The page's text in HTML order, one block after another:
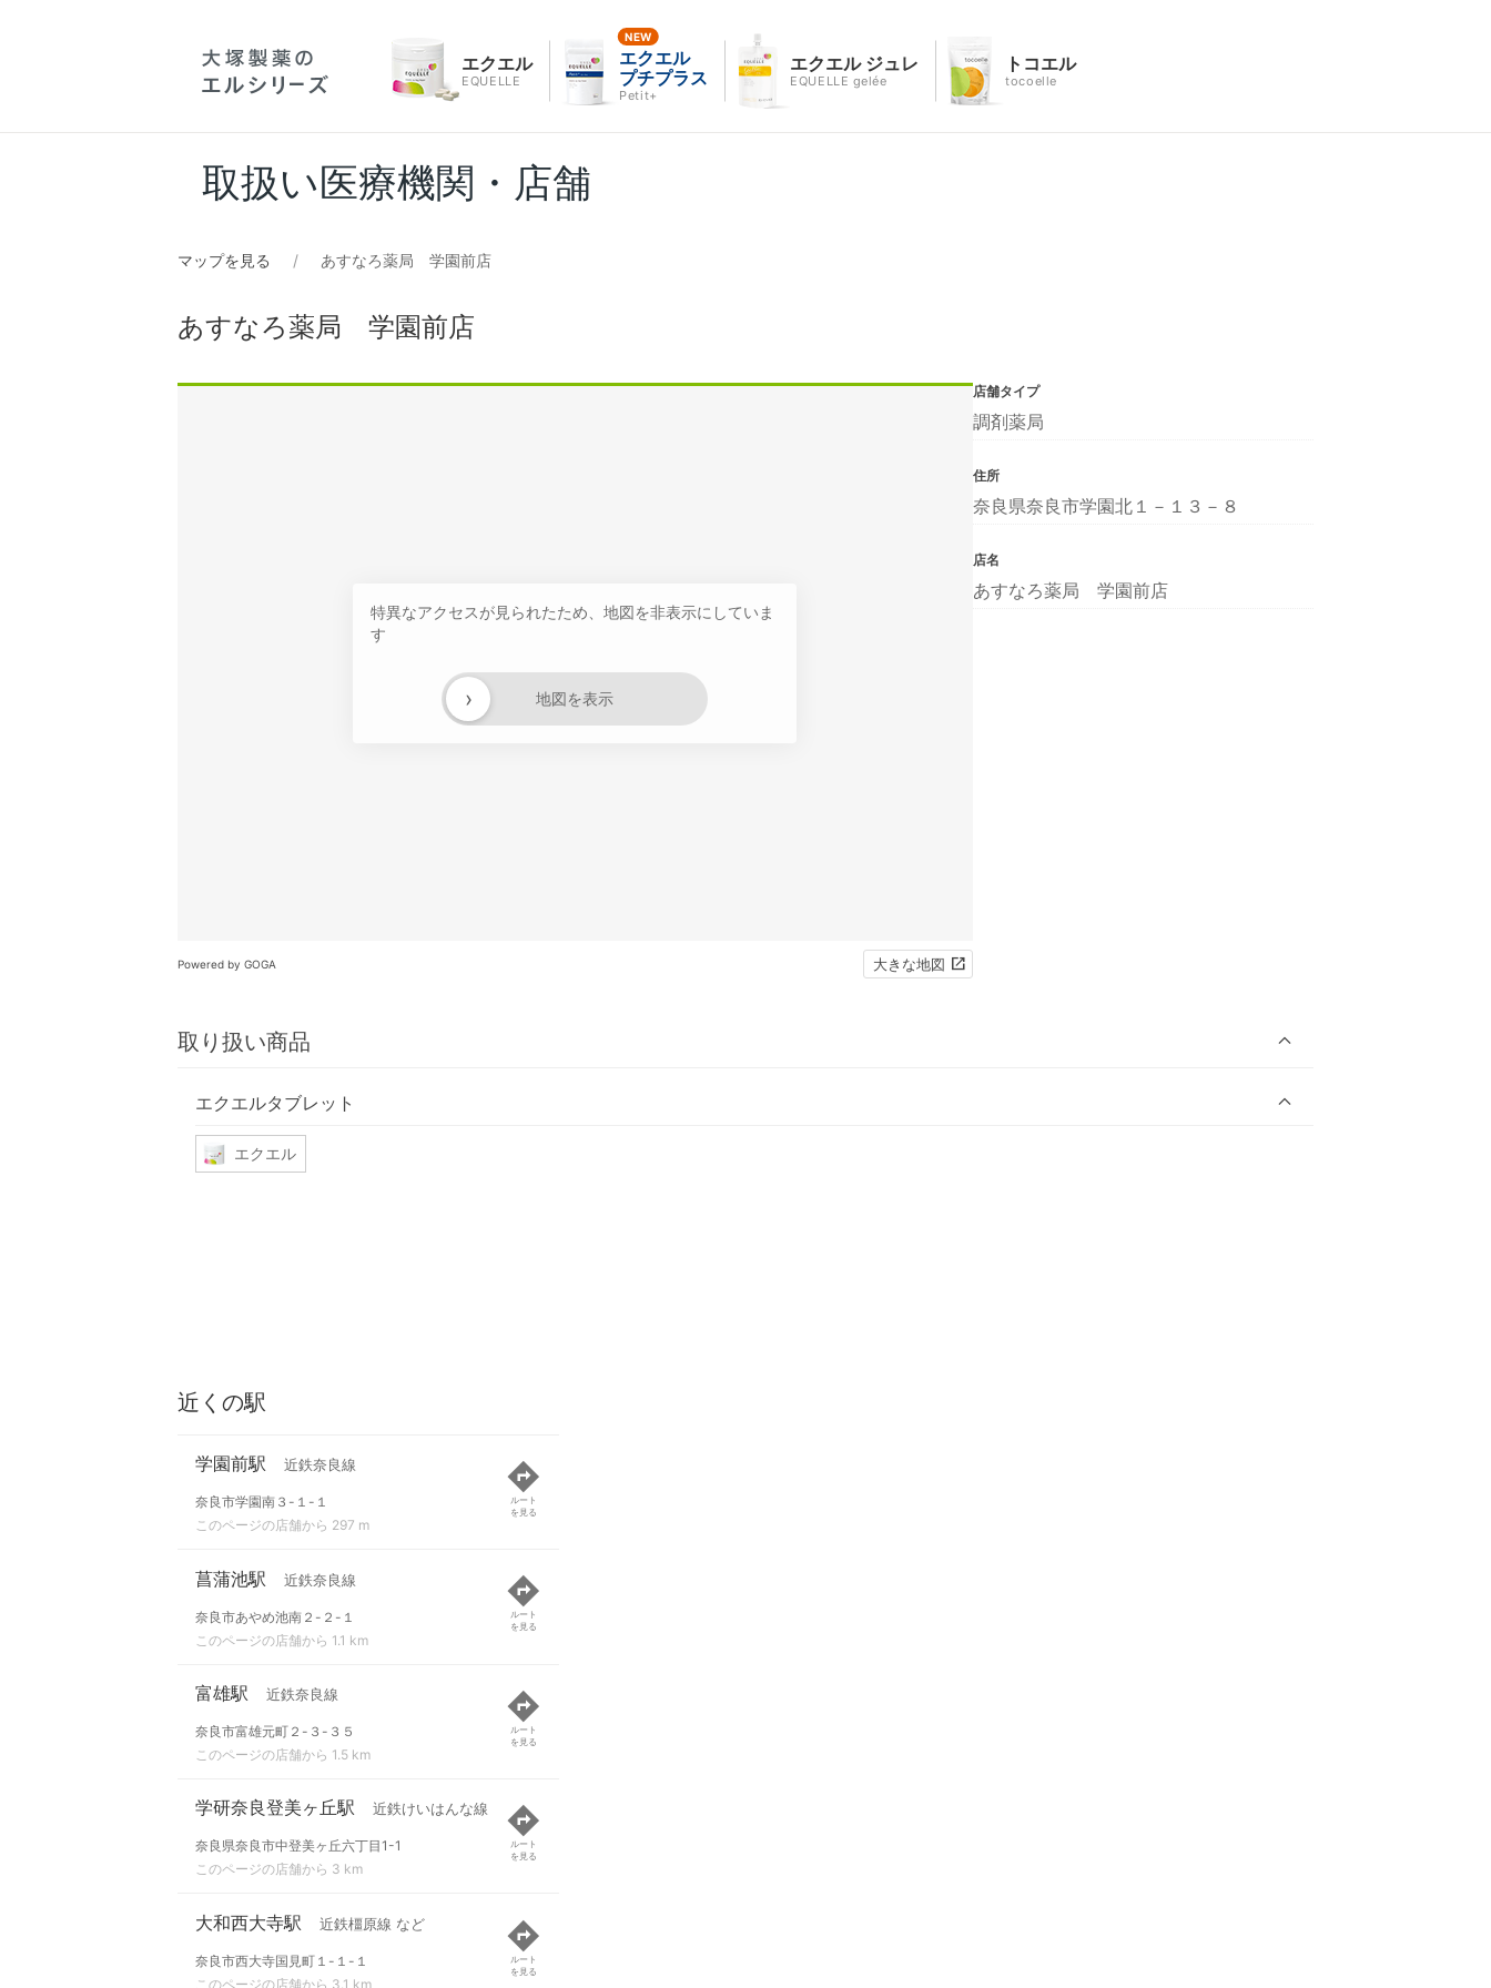
エクエル
EQUELLE
エクエル
プチプラス
Petit+
エクエル ジュレ
EQUELLE gelée
トコエル
tocoelle
取扱い医療機関・店舗
マップを見る あすなろ薬局 学園前店
あすなろ薬局 学園前店
特異なアクセスが見られたため、地図を非表示にしていま
す
地図を表示
›
Powered by GOGA 大きな地図
取り扱い商品
エクエルタブレット
エクエル
店舗タイプ
調剤薬局
住所
奈良県奈良市学園北１－１３－８
店名
あすなろ薬局 学園前店
近くの駅
学園前駅 近鉄奈良線
奈良市学園南３-１-１
このページの店舗から 297 m
ルート
を見る
菖蒲池駅 近鉄奈良線
奈良市あやめ池南２-２-１
このページの店舗から 1.1 km
ルート
を見る
富雄駅 近鉄奈良線
奈良市富雄元町２-３-３５
このページの店舗から 1.5 km
ルート
を見る
学研奈良登美ヶ丘駅 近鉄けいはんな線
奈良県奈良市中登美ヶ丘六丁目1-1
このページの店舗から 3 km
ルート
を見る
大和西大寺駅 近鉄橿原線 など
奈良市西大寺国見町１-１-１
このページの店舗から 3.1 km
ルート
を見る